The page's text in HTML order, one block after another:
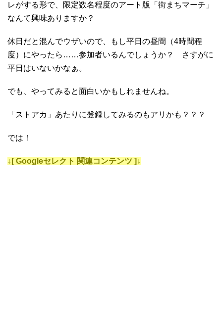
レがする形で、限定数名程度のアート版「街まちマーチ」
なんて興味ありますか？
休日だと混んでウザいので、もし平日の昼間（4時間程
度）にやったら……参加者いるんでしょうか？ さすがに
平日はいないかなぁ。
でも、やってみると面白いかもしれませんね。
「ストアカ」あたりに登録してみるのもアリかも？？？
では！
↓[ Googleセレクト 関連コンテンツ ]↓